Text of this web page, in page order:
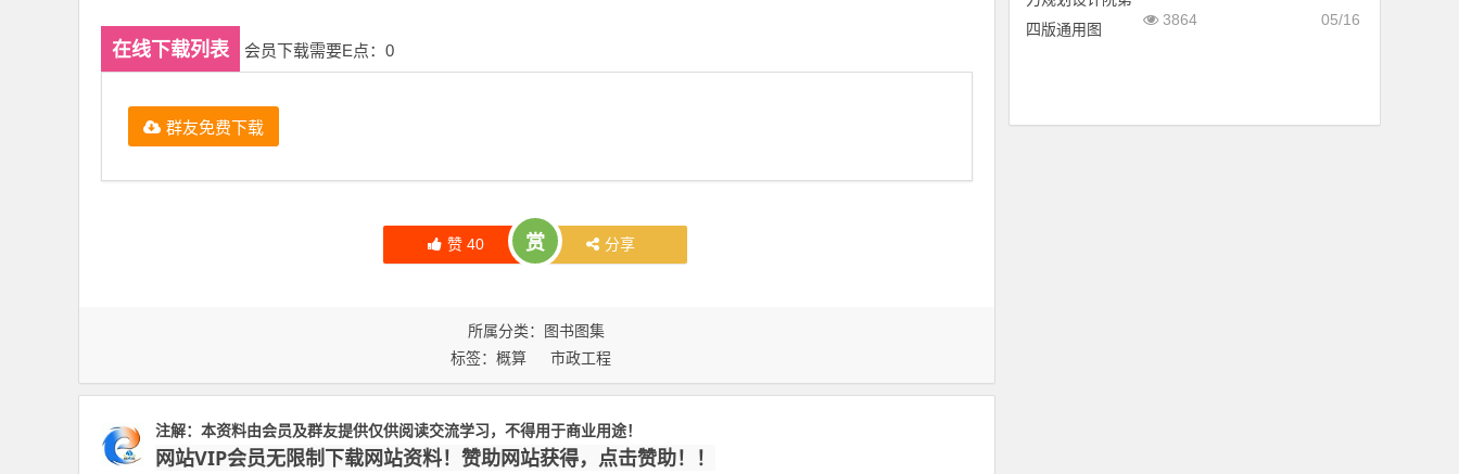
在线下载列表 会员下载需要E点：0
群友免费下载
赞40 赏 分享
所属分类：
图书图集
标签：概算 市政工程
注解：本资料由会员及群友提供仅供阅读交流学习，不得用于商业用途！
网站VIP会员无限制下载网站资料！赞助网站获得，点击赞助！！
05/16
3864